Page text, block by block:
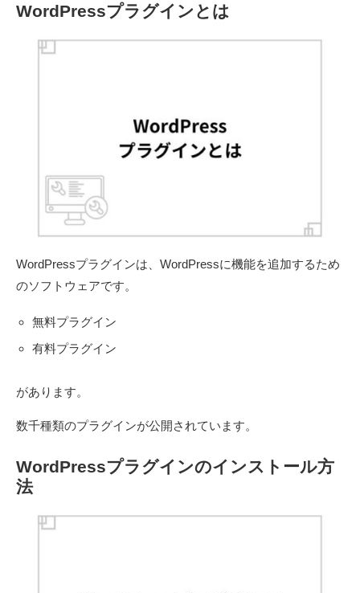
WordPressプラグインとは
WordPressプラグインは、WordPressに機能を追加するため
のソフトウェアです。
無料プラグイン
有料プラグイン
があります。
数千種類のプラグインが公開されています。
WordPressプラグインのインストール方
法